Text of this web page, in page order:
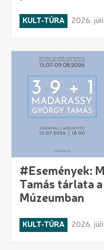
KULT-TÚRA 2026.
#Események:
Tamás tárlata
Múzeumban
KULT-TÚRA 2026.